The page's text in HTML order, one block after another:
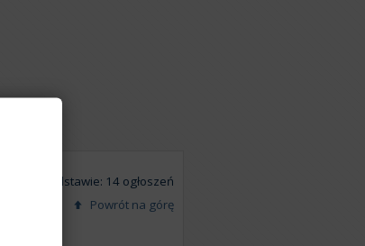
Na podstawie: 14 ogłoszeń
Powrót na górę